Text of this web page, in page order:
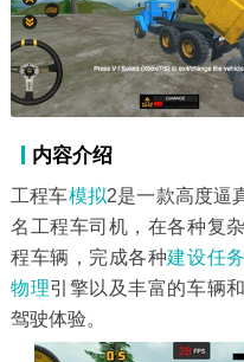
内容介绍
工程车模拟2是一款高度逼
名工程车司机，在各种复
程车辆，完成各种建设任务
物理引擎以及丰富的车辆
驾驶体验。